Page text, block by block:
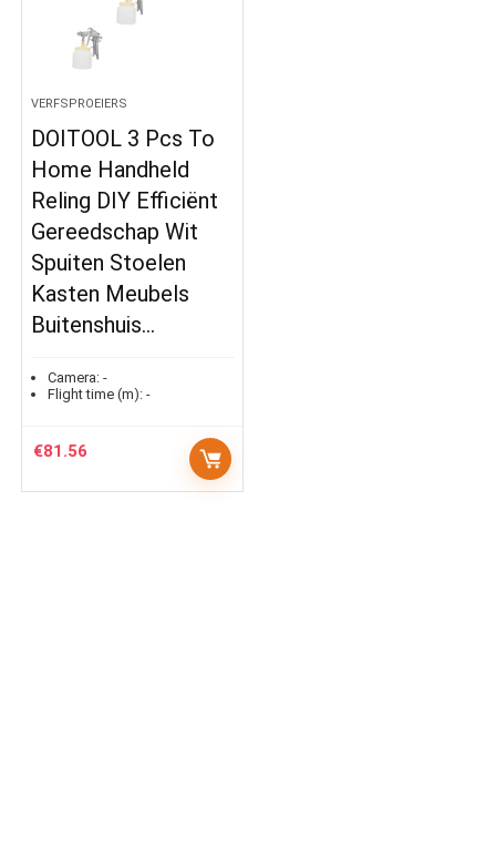
VERFSPROEIERS
DOITOOL 3 Pcs To
Home Handheld
Reling DIY Efficiënt
Gereedschap Wit
Spuiten Stoelen
Kasten Meubels
Buitenshuis…
Camera: -
Flight time (m): -
€81.56